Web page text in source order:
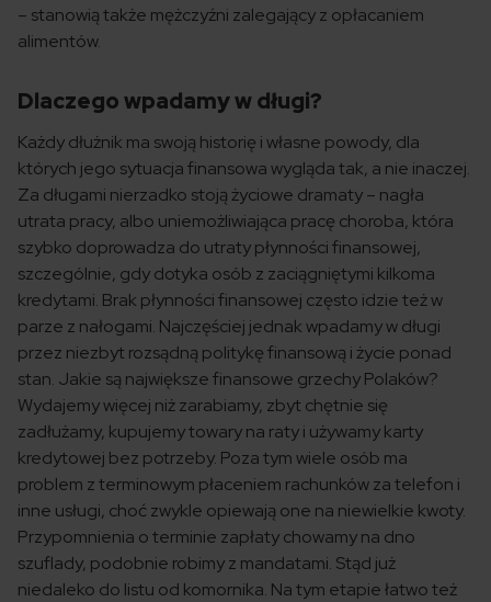
– stanowią także mężczyźni zalegający z opłacaniem
alimentów.
Dlaczego wpadamy w długi?
Każdy dłużnik ma swoją historię i własne powody, dla
których jego sytuacja finansowa wygląda tak, a nie inaczej.
Za długami nierzadko stoją życiowe dramaty – nagła
utrata pracy, albo uniemożliwiająca pracę choroba, która
szybko doprowadza do utraty płynności finansowej,
szczególnie, gdy dotyka osób z zaciągniętymi kilkoma
kredytami. Brak płynności finansowej często idzie też w
parze z nałogami. Najczęściej jednak wpadamy w długi
przez niezbyt rozsądną politykę finansową i życie ponad
stan. Jakie są największe finansowe grzechy Polaków?
Wydajemy więcej niż zarabiamy, zbyt chętnie się
zadłużamy, kupujemy towary na raty i używamy karty
kredytowej bez potrzeby. Poza tym wiele osób ma
problem z terminowym płaceniem rachunków za telefon i
inne usługi, choć zwykle opiewają one na niewielkie kwoty.
Przypomnienia o terminie zapłaty chowamy na dno
szuflady, podobnie robimy z mandatami. Stąd już
niedaleko do listu od komornika. Na tym etapie łatwo też